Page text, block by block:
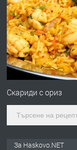
ПРЕДЛАГА
ПРЕДЛАГА
Скариди с ориз
За Haskovo.NET